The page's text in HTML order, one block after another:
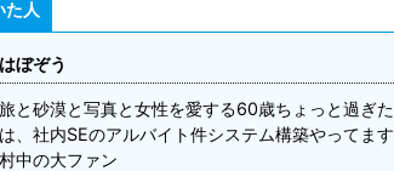
た人
はぼぞう
旅と砂漠と写真と女性を愛する60歳ちょっと過ぎ
は、社内SEのアルバイト件システム構築やってま
村中の大ファン